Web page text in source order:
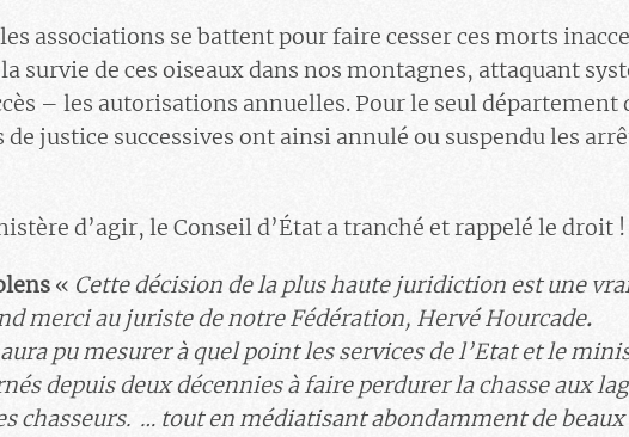
associations se battent pour faire cesser ces morts
survie de ces oiseaux dans nos montagnes, attaquant
– les autorisations annuelles. Pour le seul département
de justice successives ont ainsi annulé ou suspendu les
d’agir, le Conseil d’État a tranché et rappelé le droit !
« Cette décision de la plus haute juridiction est une
merci au juriste de notre Fédération, Hervé Hourcade.
pu mesurer à quel point les services de l’Etat et le
depuis deux décennies à faire perdurer la chasse aux
chasseurs. … tout en médiatisant abondamment de